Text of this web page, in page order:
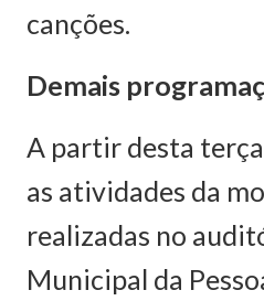
canções.
Demais
A partir desta
as atividades da
realizadas no
Municipal da